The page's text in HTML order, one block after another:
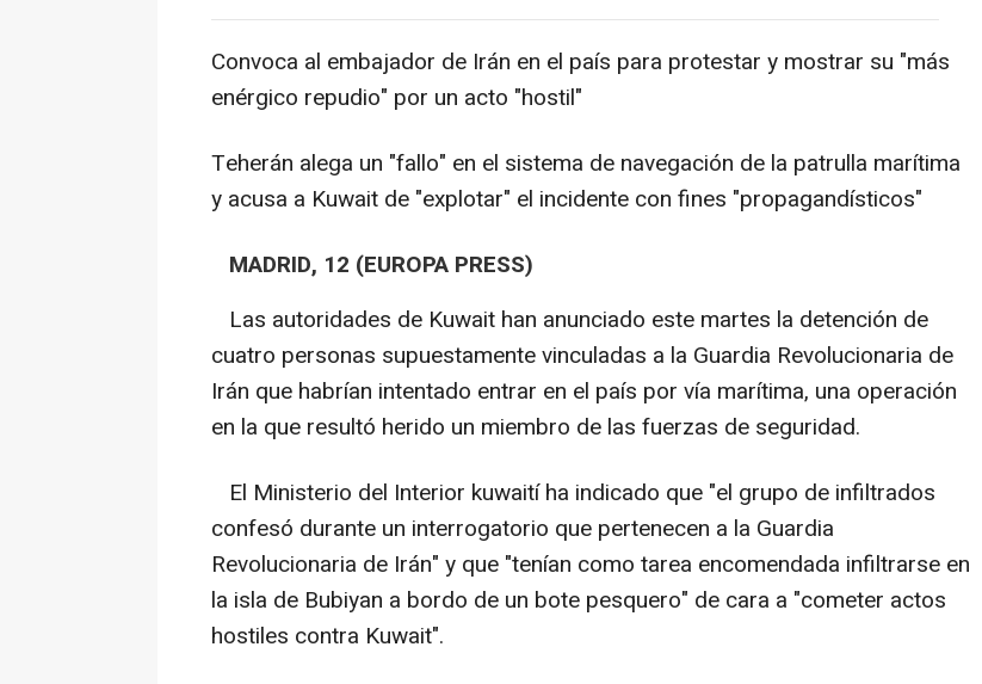
Convoca al embajador de Irán en el país para protestar y mostrar su "más
enérgico repudio" por un acto "hostil"
Teherán alega un "fallo" en el sistema de navegación de la patrulla marítima
y acusa a Kuwait de "explotar" el incidente con fines "propagandísticos"
MADRID, 12 (EUROPA PRESS)
Las autoridades de Kuwait han anunciado este martes la detención de
cuatro personas supuestamente vinculadas a la Guardia Revolucionaria de
Irán que habrían intentado entrar en el país por vía marítima, una operación
en la que resultó herido un miembro de las fuerzas de seguridad.
El Ministerio del Interior kuwaití ha indicado que "el grupo de infiltrados
confesó durante un interrogatorio que pertenecen a la Guardia
Revolucionaria de Irán" y que "tenían como tarea encomendada infiltrarse en
la isla de Bubiyan a bordo de un bote pesquero" de cara a "cometer actos
hostiles contra Kuwait".